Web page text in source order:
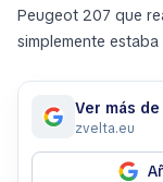
Peugeot 207 que
simplemente
Ver más
zvelta.eu